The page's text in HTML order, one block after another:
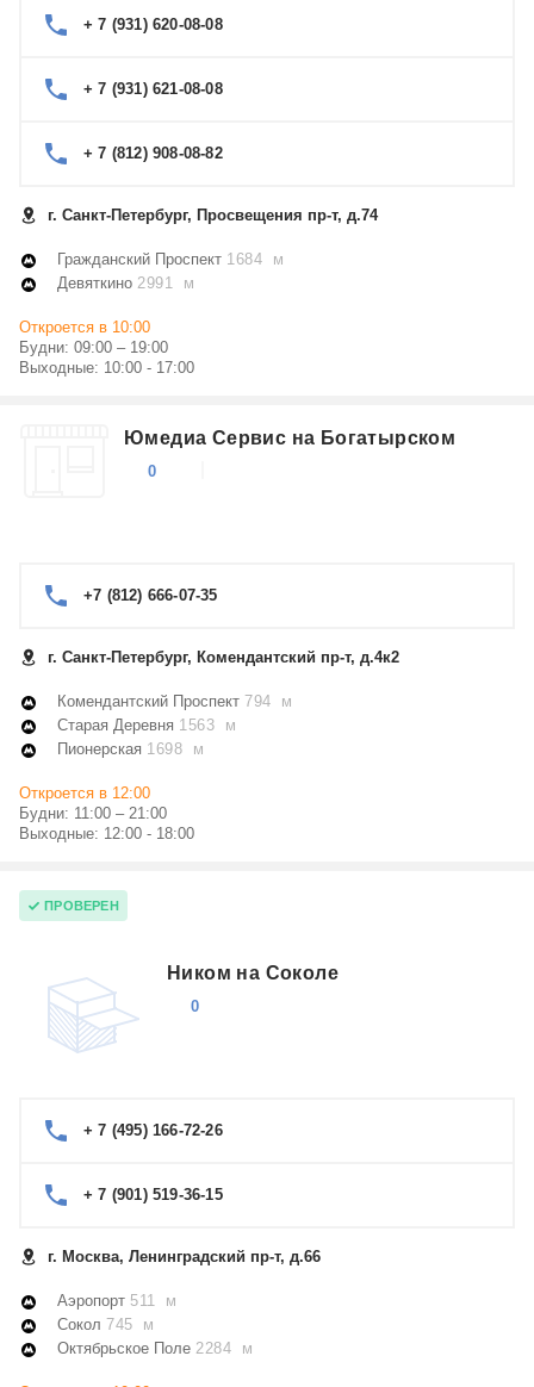
+ 7 (931) 620-08-08
+ 7 (931) 621-08-08
+ 7 (812) 908-08-82
г. Санкт-Петербург, Просвещения пр-т, д.74
Гражданский Проспект 1684 м
Девяткино 2991 м
Откроется в 10:00
Будни: 09:00 – 19:00
Выходные: 10:00 - 17:00
Юмедиа Сервис на Богатырском
0
+7 (812) 666-07-35
г. Санкт-Петербург, Комендантский пр-т, д.4к2
Комендантский Проспект 794 м
Старая Деревня 1563 м
Пионерская 1698 м
Откроется в 12:00
Будни: 11:00 – 21:00
Выходные: 12:00 - 18:00
ПРОВЕРЕН
Ником на Соколе
0
+ 7 (495) 166-72-26
+ 7 (901) 519-36-15
г. Москва, Ленинградский пр-т, д.66
Аэропорт 511 м
Сокол 745 м
Октябрьское Поле 2284 м